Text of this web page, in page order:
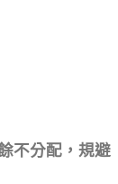
不分配，規避